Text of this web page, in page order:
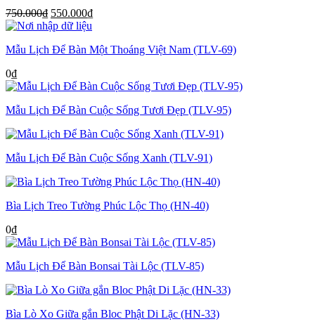
750.000₫ Giá
gốc
750.000₫.
550.000₫Giá
là:
Mẫu Lịch Để Bàn Một Thoáng Việt Nam (TLV-69)
0₫
Mẫu Lịch Để Bàn Cuộc Sống Tươi Đẹp (TLV-95)
Mẫu Lịch Để Bàn Cuộc Sống Xanh (TLV-91)
Bìa Lịch Treo Tường Phúc Lộc Thọ (HN-40)
0₫
Mẫu Lịch Để Bàn Bonsai Tài Lộc (TLV-85)
Bìa Lò Xo Giữa gắn Bloc Phật Di Lặc (HN-33)